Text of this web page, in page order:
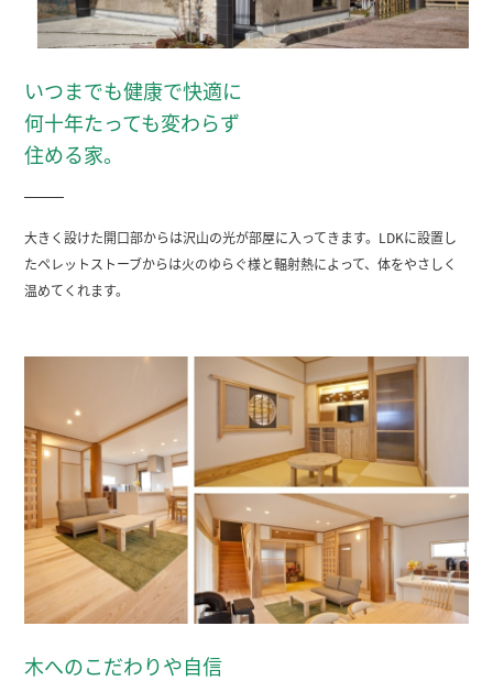
いつまでも健康で快適に
何十年たっても変わらず
住める家。
大きく設けた開口部からは沢山の光が部屋に入ってきます。LDKに設置し
たペレットストーブからは火のゆらぐ様と輻射熱によって、体をやさしく
温めてくれます。
木へのこだわりや自信